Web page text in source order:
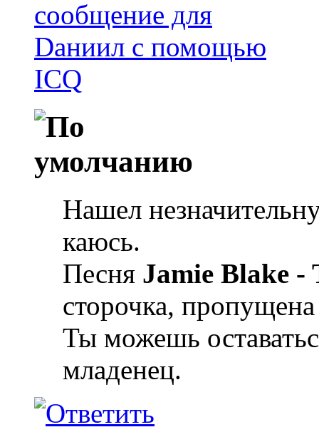
Нашел
каюсь.
Песня Jamie Blake -
сторочка,
Ты можешь
младенец.